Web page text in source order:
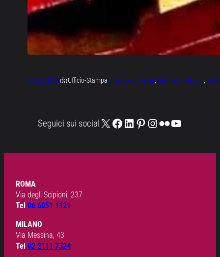
06/10/2023daUfficio-StampaInfoangelo maggi, Gwyneth Paltrow., Jeff
Seguici sui socialX Facebook
LinkedIn
Pinterest
Instagram
FlickrYouTube
ROMA
Via degli Scipioni, 237
Tel 06 6051 1121
MILANO
Via Messina, 43
Tel 02 2111 7324